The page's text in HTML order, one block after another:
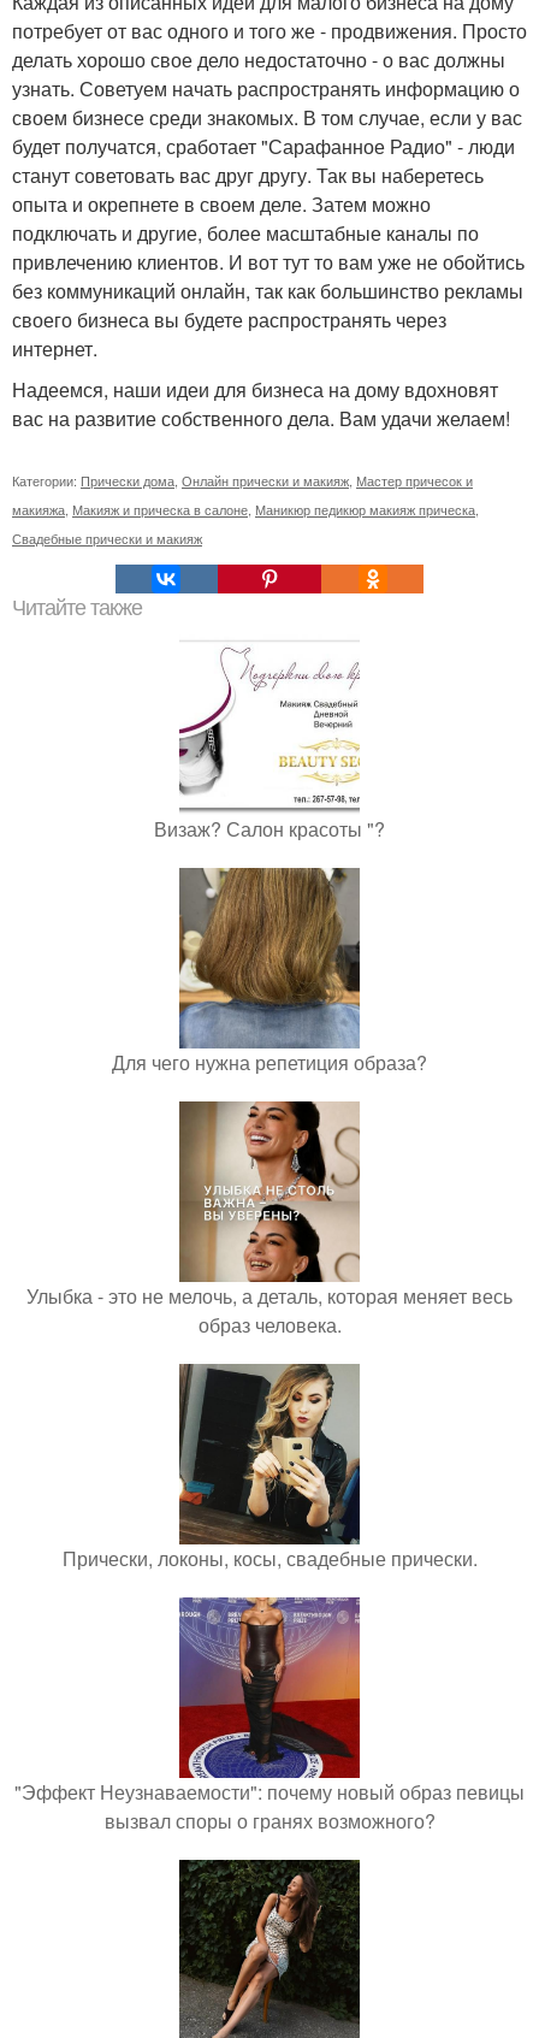
потребует от вас одного и того же - продвижения. Просто
делать хорошо свое дело недостаточно - о вас должны
узнать. Советуем начать распространять информацию о
своем бизнесе среди знакомых. В том случае, если у вас
будет получатся, сработает "Сарафанное Радио" - люди
станут советовать вас друг другу. Так вы наберетесь
опыта и окрепнете в своем деле. Затем можно
подключать и другие, более масштабные каналы по
привлечению клиентов. И вот тут то вам уже не обойтись
без коммуникаций онлайн, так как большинство рекламы
своего бизнеса вы будете распространять через
интернет.
Надеемся, наши идеи для бизнеса на дому вдохновят
вас на развитие собственного дела. Вам удачи желаем!
Категории: Прически дома Онлайн прически и макияж Мастер причесок и
макияжа Макияж и прическа в салоне Маникюр педикюр макияж прическа
Свадебные прически и макияж
Читайте также
Визаж? Салон красоты "?
Для чего нужна репетиция образа?
Улыбка - это не мелочь, а деталь, которая меняет весь
образ человека.
Прически, локоны, косы, свадебные прически.
"Эффект Неузнаваемости": почему новый образ певицы
вызвал споры о гранях возможного?